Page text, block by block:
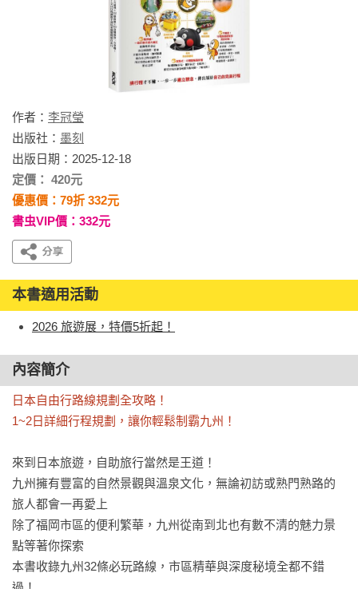
作者： 李冠瑩
出版社： 墨刻
出版日期：2025-12-18
定價： 420元
優惠價：79折 332元
書虫VIP價：332元
本書適用活動
2026 旅遊展，特價5折起！
內容簡介
日本自由行路線規劃全攻略！
1~2日詳細行程規劃，讓你輕鬆制霸九州！
來到日本旅遊，自助旅行當然是王道！
九州擁有豐富的自然景觀與溫泉文化，無論初訪或熟門熟路的
旅人都會一再愛上
除了福岡市區的便利繁華，九州從南到北也有數不清的魅力景
點等著你探索
本書收錄九州32條必玩路線，市區精華與深度秘境全都不錯